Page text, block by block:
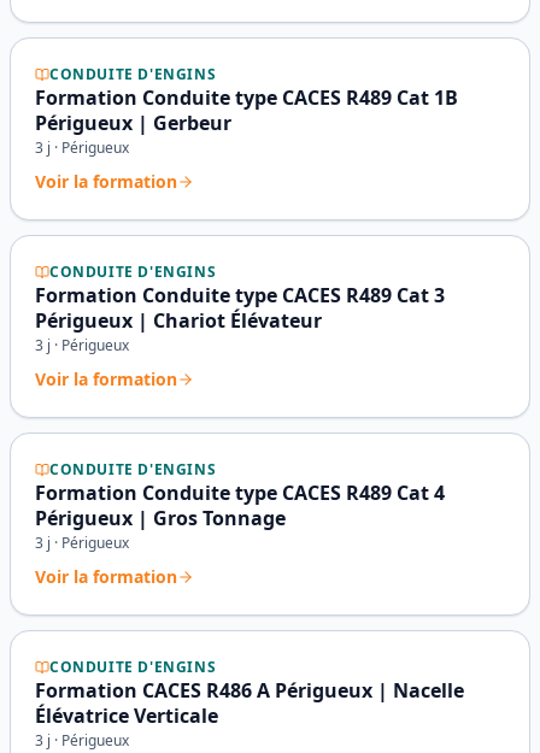
CONDUITE D'ENGINS
Formation Conduite type CACES R489 Cat 1B
Périgueux | Gerbeur
3 j · Périgueux
Voir la formation
CONDUITE D'ENGINS
Formation Conduite type CACES R489 Cat 3
Périgueux | Chariot Élévateur
3 j · Périgueux
Voir la formation
CONDUITE D'ENGINS
Formation Conduite type CACES R489 Cat 4
Périgueux | Gros Tonnage
3 j · Périgueux
Voir la formation
CONDUITE D'ENGINS
Formation CACES R486 A Périgueux | Nacelle
Élévatrice Verticale
3 j · Périgueux